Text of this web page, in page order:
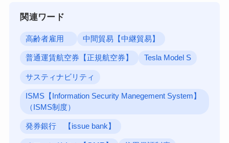
関連ワード
高齢者雇用 中間貿易【中継貿易】
普通運賃航空券【正規航空券】 Tesla Model S
サスティナビリティ
ISMS【Information Security Manegement System】
（ISMS制度）
発券銀行 【issue bank】